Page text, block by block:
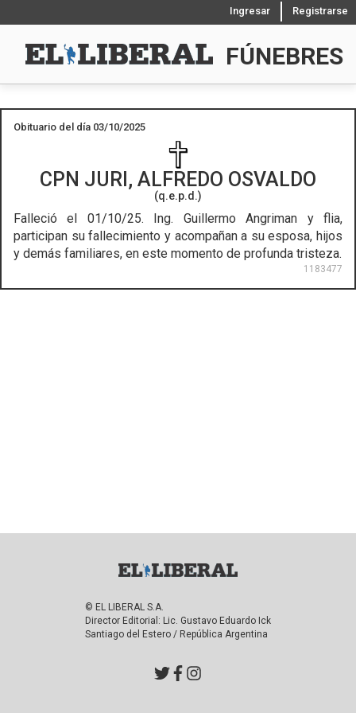
Ingresar Registrarse
FÚNEBRES
Obituario del día 03/10/2025
CPN JURI, ALFREDO OSVALDO
(q.e.p.d.)
Falleció el 01/10/25. Ing. Guillermo Angriman y flia,
participan su fallecimiento y acompañan a su esposa, hijos
y demás familiares, en este momento de profunda tristeza.
1183477
© EL LIBERAL S.A.
Director Editorial: Lic. Gustavo Eduardo Ick
Santiago del Estero / República Argentina